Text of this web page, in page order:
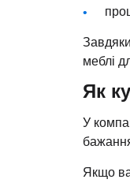
меблі
Як
У
Якщо